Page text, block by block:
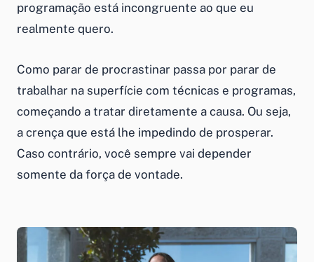
programação está incongruente ao que eu
realmente quero.
Como parar de procrastinar passa por parar de
trabalhar na superfície com técnicas e programas,
começando a tratar diretamente a causa. Ou seja,
a crença que está lhe impedindo de prosperar.
Caso contrário, você sempre vai depender
somente da força de vontade.